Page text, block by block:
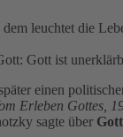
leuchtet die
einen
Erleben Gottes,
sagte über Gott